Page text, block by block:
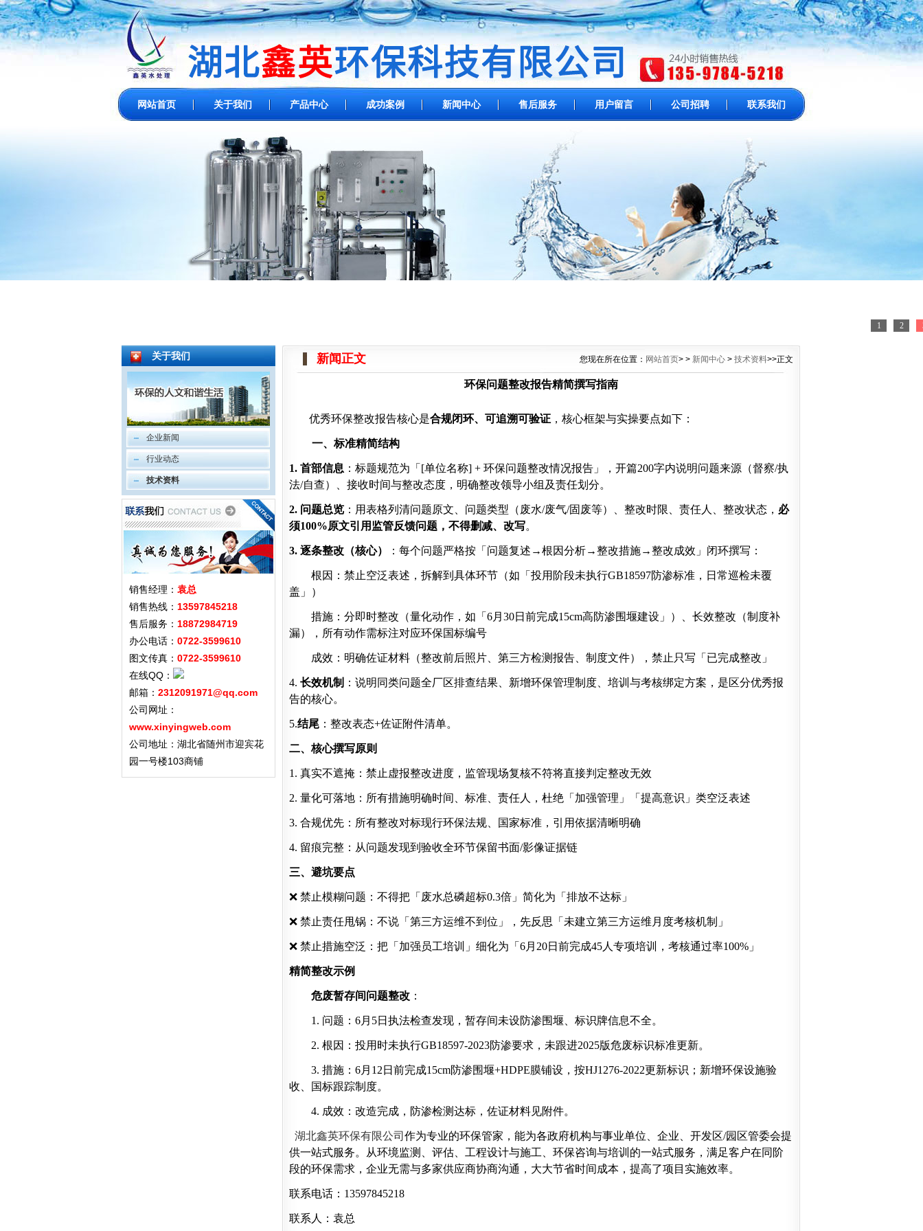
网站首页 关于我们 产品中心 成功案例 新闻中心 售后服务 用户留言 公司招聘 联系我们
2
1
关于我们
企业新闻
行业动态
技术资料
销售经理： 袁总
销售热线： 13597845218
售后服务： 18872984719
办公电话： 0722-3599610
图文传真： 0722-3599610
在线QQ：
邮箱： 2312091971@qq.com
公司网址：
www.xinyingweb.com
公司地址：湖北省随州市迎宾花
园一号楼103商铺
新闻正文 您现在所在位置： 网站首页> > 新闻中心 > 技术资料>>正文
环保问题整改报告精简撰写指南
优秀环保整改报告核心是合规闭环、可追溯可验证 ，核心框架与实操要点如下：
一、标准精简结构
1. 首部信息 ：标题规范为「 [单位名称] + 环保问题整改情况报告」，开篇200字内说明问题来源（督察/执
法/自查）、接收时间与整改态度，明确整改领导小组及责任划分。
2. 问题总览 ：用表格列清问题原文、问题类型（废水/废气/固废等）、整改时限、责任人、整改状态， 必
须100%原文引用监管反馈问题，不得删减、改写。
3. 逐条整改（核心） ：每个问题严格按「问题复述 →根因分析→整改措施→整改成效」闭环撰写：
根因：禁止空泛表述，拆解到具体环节（如「投用阶段未执行GB18597防渗标准，日常巡检未覆
盖」）
措施：分即时整改（量化动作，如「 6月30日前完成15cm高防渗围堰建设」）、长效整改（制度补
漏），所有动作需标注对应环保国标编号
成效：明确佐证材料（整改前后照片、第三方检测报告、制度文件），禁止只写「已完成整改」
4. 长效机制 ：说明同类问题全厂区排查结果、新增环保管理制度、培训与考核绑定方案，是区分优秀报
告的核心。
5.结尾 ：整改表态+佐证附件清单。
二、 核心撰写原则
1. 真实不遮掩：禁止虚报整改进度，监管现场复核不符将直接判定整改无效
2. 量化可落地：所有措施明确时间、标准、责任人，杜绝「加强管理」「提高意识」类空泛表述
3. 合规优先：所有整改对标现行环保法规、国家标准，引用依据清晰明确
4. 留痕完整：从问题发现到验收全环节保留书面/影像证据链
三、避坑要点
❌ 禁止模糊问题：不得把「废水总磷超标0.3倍」简化为「排放不达标」
❌ 禁止责任甩锅：不说「第三方运维不到位」，先反思「未建立第三方运维月度考核机制」
❌ 禁止措施空泛：把「加强员工培训」细化为「6月20日前完成45人专项培训，考核通过率100%」
精简整改示例
危废暂存间问题整改 ：
1. 问题： 6月5日执法检查发现，暂存间未设防渗围堰、标识牌信息不全。
2. 根因：投用时未执行GB18597-2023防渗要求，未跟进2025版危废标识标准更新。
3. 措施： 6月12日前完成15cm防渗围堰+HDPE膜铺设，按HJ1276-2022更新标识；新增环保设施验
收、国标跟踪制度。
4. 成效：改造完成，防渗检测达标，佐证材料见附件。
湖北鑫英环保有限公司 作为专业的环保管家，能为各政府机构与事业单位、企业、开发区/园区管委会提
供一站式服务。从环境监测、评估、工程设计与施工、环保咨询与培训的一站式服务，满足客户在同阶
段的环保需求，企业无需与多家供应商协商沟通，大大节省时间成本，提高了项目实施效率。
联系电话： 13597845218
联系人：袁总